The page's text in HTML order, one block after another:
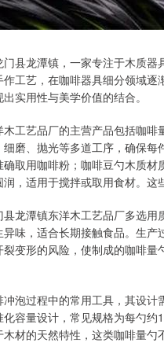
门县龙潭镇，一家专注于木质
工艺，在咖啡器具细分领域
实用性与美学价值的结合。
工艺品厂的主营产品包括咖
磨、抛光等多道工序，确保
确取用咖啡粉；咖啡豆勺木质
，适用于搅拌或取用食材。这
龙潭镇东洋木工艺品厂多选
味，适合长期接触食品。生
变形的风险，使制成的咖啡量
泡过程中的常用工具，其设
容量设计，常见规格为每勺
材的天然特性，这类咖啡量勺